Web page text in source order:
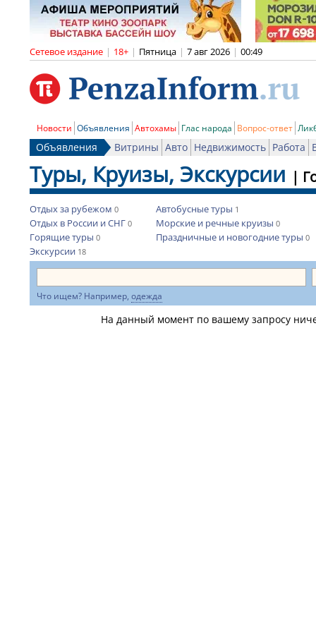
Сетевое издание | 18+ | Пятница | 7 авг 2026 | 00:49
Новости Объявления Автохамы Глас народа Вопрос-ответ
Объявления Витрины Авто Недвижимость Работа
Туры, Круизы, Экскурсии |
Отдых за рубежом 0
Отдых в России и СНГ 0
Горящие туры 0
Экскурсии 18
Автобусные туры 1
Морские и речные круизы 0
Праздничные и новогодние туры 0
Что ищем? Например, одежда
На данный момент по вашему запросу